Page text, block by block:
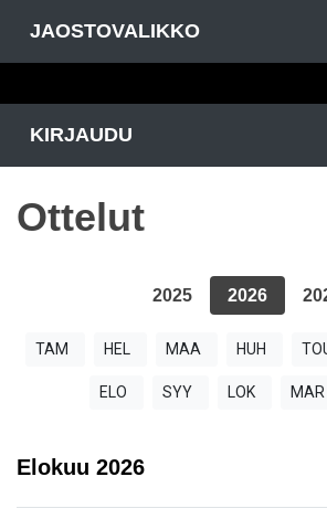
JAOSTOVALIKKO
KIRJAUDU
Ottelut
2025 2026
TAM HEL MAA HUH
ELO SYY LOK MAR
Elokuu 2026